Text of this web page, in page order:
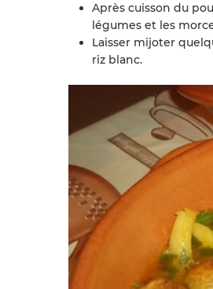
Après cuisson du
légumes et les
Laisser mijoter
riz blanc.